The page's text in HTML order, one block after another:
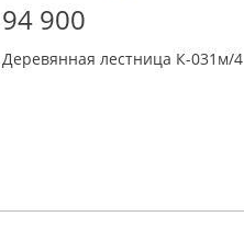
94 900
Деревянная лестница К-031м/4